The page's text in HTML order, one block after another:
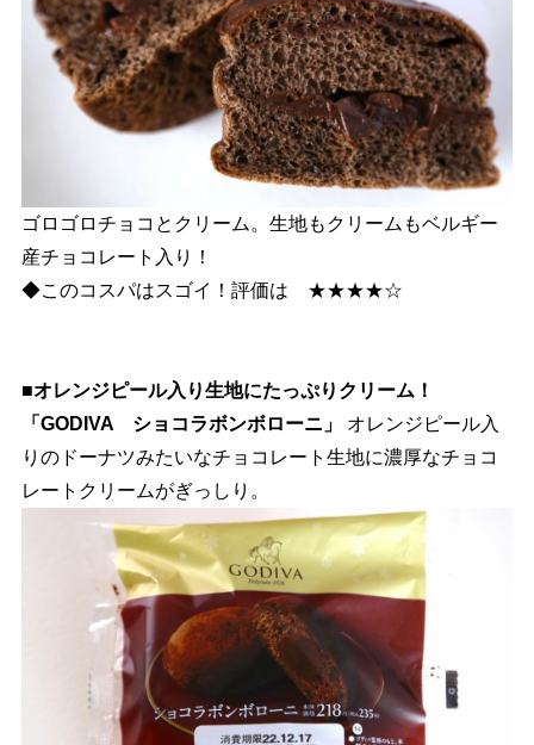
ゴロゴロチョコとクリーム。生地もクリームもベルギー
産チョコレート入り！
◆このコスパはスゴイ！評価は ★★★★☆
■オレンジピール入り生地にたっぷりクリーム！
「GODIVA ショコラボンボローニ」 オレンジピール入
りのドーナツみたいなチョコレート生地に濃厚なチョコ
レートクリームがぎっしり。